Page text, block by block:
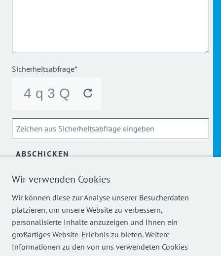
Wir verwenden Cookies
Wir können diese zur Analyse unserer Besucherdaten
platzieren, um unsere Website zu verbessern,
personalisierte Inhalte anzuzeigen und Ihnen ein
großartiges Website-Erlebnis zu bieten. Weitere
Informationen zu den von uns verwendeten Cookies
Sicherheitsabfrage*
ABSCHICKEN
Über die Verarbeitung meiner personenbezogenen Daten